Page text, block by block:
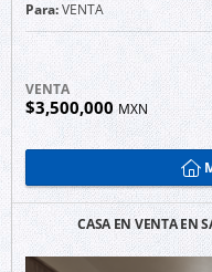
Para:VENTA
VENTA
$3,500,000 MXN
CASA EN VENTA EN